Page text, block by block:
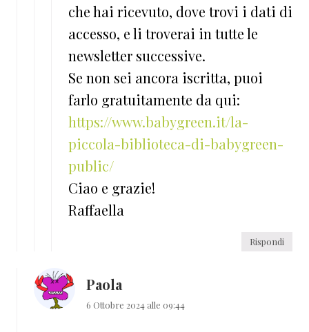
che hai ricevuto, dove trovi i dati di
accesso, e li troverai in tutte le
newsletter successive.
Se non sei ancora iscritta, puoi
farlo gratuitamente da qui:
https://www.babygreen.it/la-
piccola-biblioteca-di-babygreen-
public/
Ciao e grazie!
Raffaella
Rispondi
Paola
6 Ottobre 2024 alle 09:44